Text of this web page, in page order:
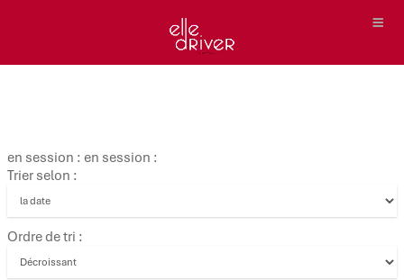
en session : en session :
Trier selon :
Ordre de tri :